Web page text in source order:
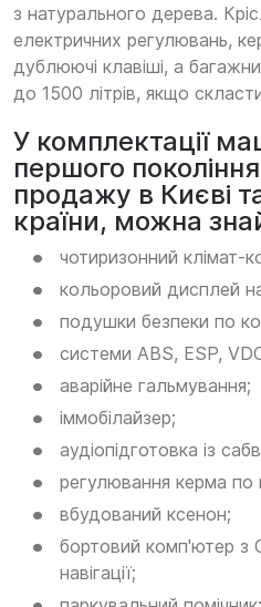
з натурального дерева.
електричних регулювань,
дублюючі клавіші, а
до 1500 літрів, якщо
У комплектації
першого
продажу в Києві
країни, можна
чотиризонний клімат-
кольоровий дисплей
подушки безпеки по
системи ABS, ESP,
аварійне гальмування;
іммобілайзер;
аудіопідготовка із
регулювання керма по
вбудований ксенон;
бортовий комп'ютер з
навігації;